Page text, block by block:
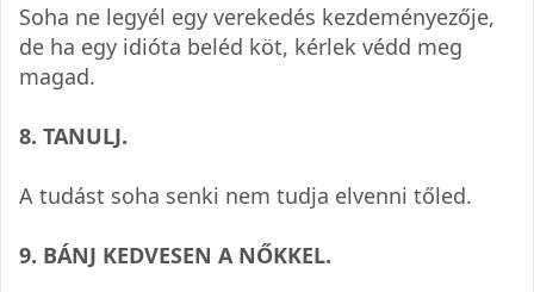
Soha ne legyél egy vere­ke­dés kez­de­mé­nyezője,
de ha egy idi­óta beléd köt, kér­lek védd meg
magad.
8. TANULJ.
A tudást soha senki nem tudja elvenni tőled.
9. BÁNJ KED­VE­SEN A NŐKKEL.